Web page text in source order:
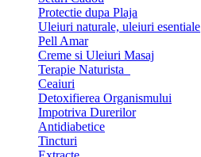
Protectie dupa Plaja
Uleiuri naturale, uleiuri esentiale
Pell Amar
Creme si Uleiuri Masaj
Terapie Naturista
Ceaiuri
Detoxifierea Organismului
Impotriva Durerilor
Antidiabetice
Tincturi